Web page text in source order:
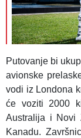
Putovanje bi
avionske
vodi iz Londona
će voziti 2000
Australija i Novi
Kanadu.